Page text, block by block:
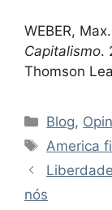
WEBER,
Capitalismo.
Thomson
Blog,
Tags
America
nós